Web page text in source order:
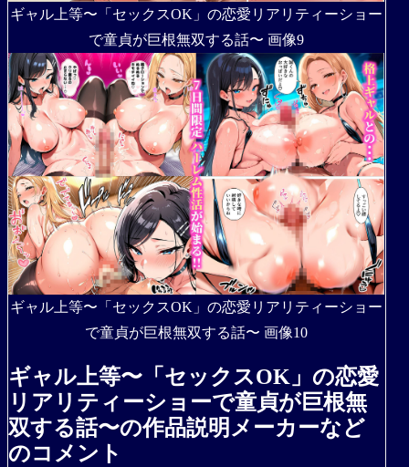
ギャル上等〜「セックスOK」の恋愛リアリティーショー
で童貞が巨根無双する話〜 画像9
ギャル上等〜「セックスOK」の恋愛リアリティーショー
で童貞が巨根無双する話〜 画像10
ギャル上等〜「セックスOK」の恋愛
リアリティーショーで童貞が巨根無
双する話〜の作品説明メーカーなど
のコメント